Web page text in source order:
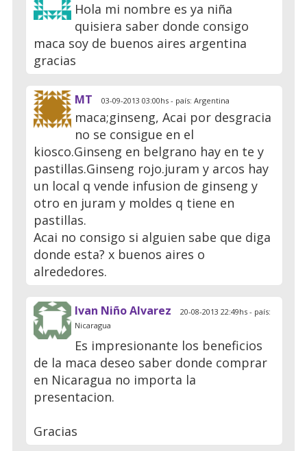
Hola mi nombre es ya niña
quisiera saber donde consigo
maca soy de buenos aires argentina
gracias
MT 03-09-2013 03:00hs - país: Argentina
maca;ginseng, Acai por desgracia
no se consigue en el
kiosco.Ginseng en belgrano hay en te y
pastillas.Ginseng rojo.juram y arcos hay
un local q vende infusion de ginseng y
otro en juram y moldes q tiene en
pastillas.
Acai no consigo si alguien sabe que diga
donde esta? x buenos aires o
alrededores.
Ivan Niño Alvarez 20-08-2013 22:49hs - país:
Nicaragua
Es impresionante los beneficios
de la maca deseo saber donde comprar
en Nicaragua no importa la
presentacion.
Gracias